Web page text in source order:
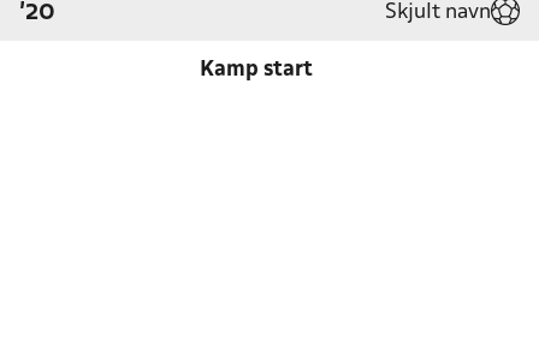
'20 Skjult navn
Kamp start